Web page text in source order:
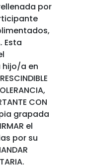
por
Esta
a en
CON
grapada
el
por su